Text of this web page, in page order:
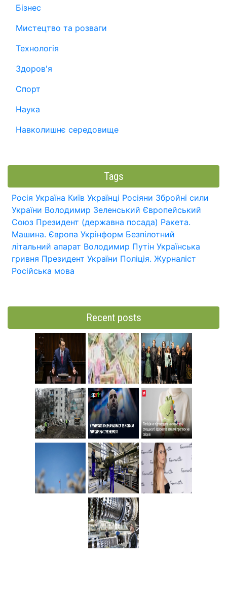
Бізнес
Мистецтво та розваги
Технологія
Здоров'я
Спорт
Наука
Навколишнє середовище
Tags
Росія Україна Київ Українці Росіяни Збройні сили
України Володимир Зеленський Європейський
Союз Президент (державна посада) Ракета.
Машина. Європа Укрінформ Безпілотний
літальний апарат Володимир Путін Українська
гривня Президент України Поліція. Журналіст
Російська мова
Recent posts